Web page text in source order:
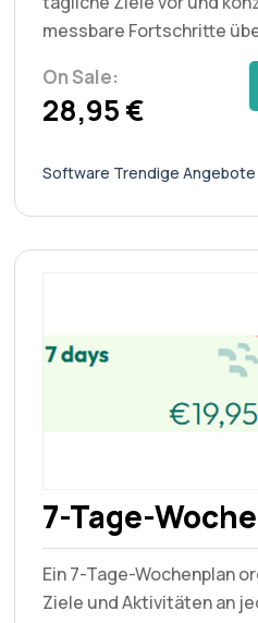
messbare Fortschritte
On Sale:
28,95 €
Software Trendige Angebote
7-Tage-
Ein 7-Tage-Wochenplan
Ziele und Aktivitäten an